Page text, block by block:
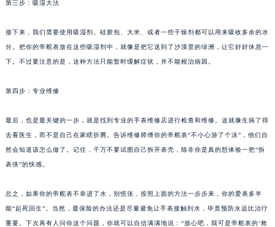
第三步：吸湿大法
接下来，我们需要使用吸湿剂。硅胶包、大米、或者一些干燥剂都可以用来吸收多余的水
分。把你的帝舵表放在这些吸湿剂中，就像是把它送到了沙漠里的绿洲，让它好好休息一
下。不过要注意的是，这种方法只能暂时缓解症状，并不能根治病因。
第四步：专业维修
最后，也是最关键的一步，就是找到专业的手表维修店进行检查和维修。这就像生病了得
去看医生，而不是自己在家瞎折腾。告诉维修师傅你的帝舵表“不小心游了个泳”，他们自
然会知道该怎么做了。记住，千万不要试图自己拆开表壳，除非你是真的想体验一把“拆
表侠”的快感。
总之，如果你的帝舵表不幸进了水，别慌张，按照上面的方法一步步来，你的爱表多半
能“起死回生”。当然，最保险的办法还是尽量避免让手表接触到水，毕竟预防永远比治疗
重要。下次再有人问你这个问题，你就可以自信满满地说：“放心吧，我可是帝舵表的‘救